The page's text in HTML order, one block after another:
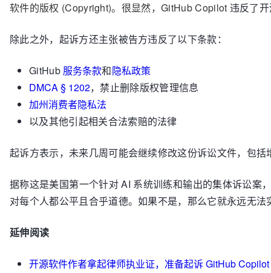
软件的版权 (Copyright)。很显然，GitHub Copilot 违反了
除此之外，起诉方还主张被告方违反了以下条款：
GitHub 服务条款和隐私政策
DMCA § 1202，禁止删除版权管理信息
加州消费者隐私法
以及其他引起相关合法索赔的法律
起诉方表示，未来几周可能会继续修改这份诉讼文件，包
据称这是美国第一个针对 AI 系统训练和输出的集体诉讼案
对每个人都公平且合乎道德。如果不是，那么它就永远无
延伸阅读
开源软件作者拿起律师执业证，准备起诉 GitHub Copilot